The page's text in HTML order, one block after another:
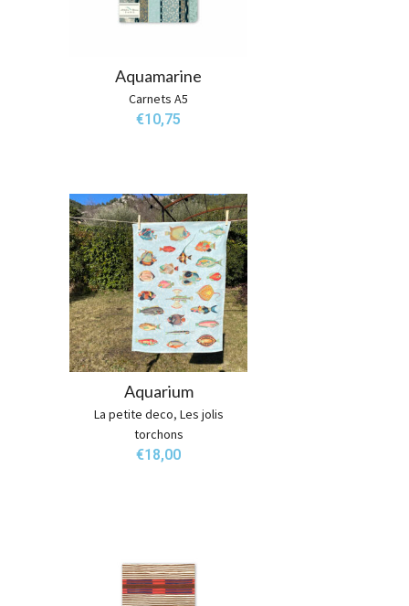
Aquamarine
Carnets A5
€10,75
Aquarium
La petite deco, Les jolis
torchons
€18,00